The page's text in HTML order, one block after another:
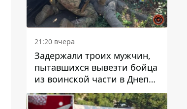
21:20 вчера
Задержали троих мужчин,
пытавшихся вывезти бойца
из воинской части в Днепр
за 7 тысяч долларов: среди
них был врач